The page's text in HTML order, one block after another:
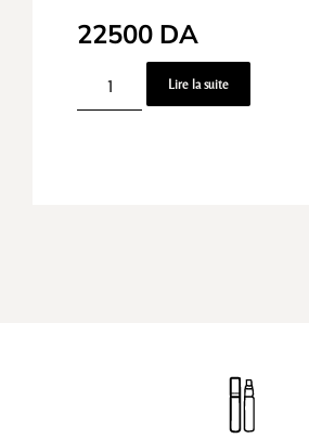
22500 DA
Lire la suite